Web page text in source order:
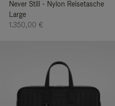
Never Still - Nylon Reisetasche
Large
1.350,00 €